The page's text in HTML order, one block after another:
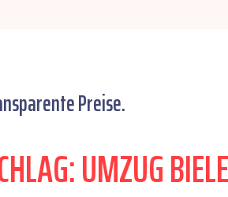
Preise.
UMZUG